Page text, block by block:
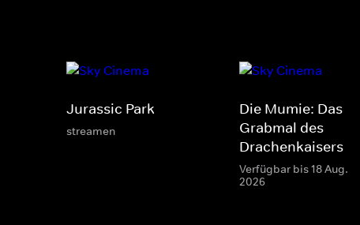
Jurassic Park
streamen
Die Mumie: Das
Grabmal des
Drachenkaisers
Verfügbar bis 18 Aug.
2026